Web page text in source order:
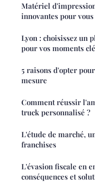
Matériel
innovantes pour vous
Lyon : choisissez un
pour vos moments
5 raisons d'opter
mesure
Comment réussir
truck personnalisé ?
L'étude de marché,
franchises
L'évasion fiscale en
conséquences et